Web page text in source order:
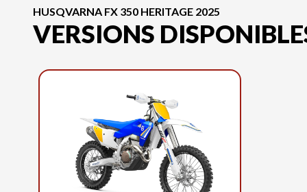
HUSQVARNA FX 350 HERITAGE 2025
VERSIONS